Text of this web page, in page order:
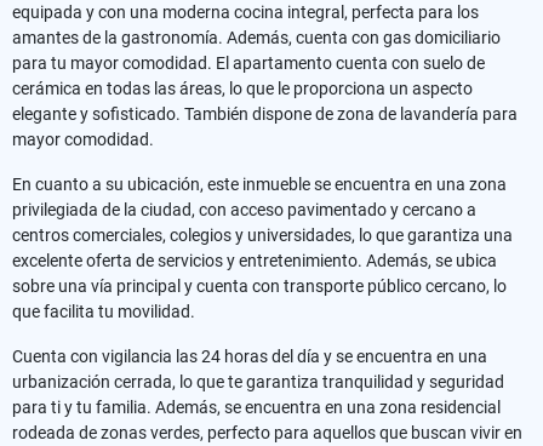
equipada y con una moderna cocina integral, perfecta para los
amantes de la gastronomía. Además, cuenta con gas domiciliario
para tu mayor comodidad. El apartamento cuenta con suelo de
cerámica en todas las áreas, lo que le proporciona un aspecto
elegante y sofisticado. También dispone de zona de lavandería para
mayor comodidad.
En cuanto a su ubicación, este inmueble se encuentra en una zona
privilegiada de la ciudad, con acceso pavimentado y cercano a
centros comerciales, colegios y universidades, lo que garantiza una
excelente oferta de servicios y entretenimiento. Además, se ubica
sobre una vía principal y cuenta con transporte público cercano, lo
que facilita tu movilidad.
Cuenta con vigilancia las 24 horas del día y se encuentra en una
urbanización cerrada, lo que te garantiza tranquilidad y seguridad
para ti y tu familia. Además, se encuentra en una zona residencial
rodeada de zonas verdes, perfecto para aquellos que buscan vivir en